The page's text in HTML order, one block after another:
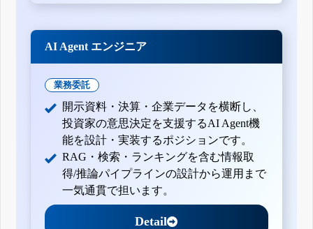
AI Agent エンジニア
業務委託
開示資料・決算・企業データを横断し、
投資家の意思決定を支援するAI Agent機
能を設計・実装するポジションです。
RAG・検索・ランキングを含む情報取
得/推論パイプラインの設計から運用まで
一気通貫で担います。
Detail